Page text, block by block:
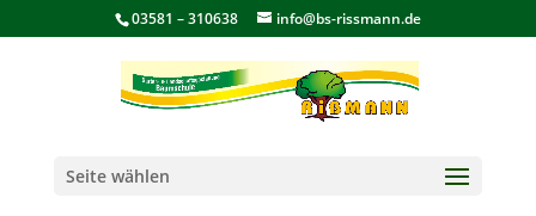
03581 – 310638 info@bs-rissmann.de
Seite wählen